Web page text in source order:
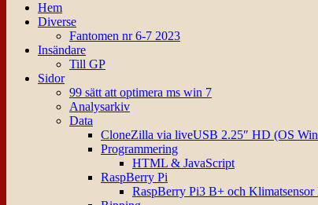
Hem
Diverse
Fantomen nr 6-7 2023
Insändare
Till GP
Sidor
99 sätt att optimera ms win 7
Analysarkiv
Data
CloneZilla via liveUSB 2.25″ HD (OS
Programmering
HTML & JavaScript
RaspBerry Pi
RaspBerry Pi3 B+ och